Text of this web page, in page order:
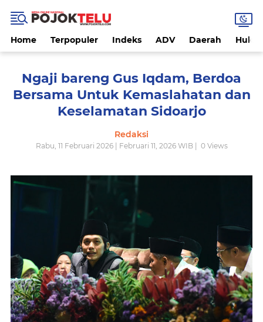
Home Terpopuler Indeks ADV Daerah
Ngaji bareng Gus Iqdam, Berdoa
Bersama Untuk Kemaslahatan dan
Keselamatan Sidoarjo
Redaksi
Rabu, 11 Februari 2026 | Februari 11, 2026 WIB | 0Views